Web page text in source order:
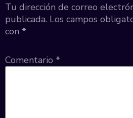
Tu dirección de correo
publicada. Los campos
con *
Comentario *